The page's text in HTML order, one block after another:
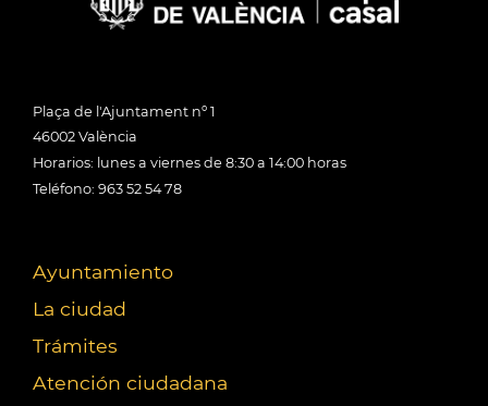
Plaça de l'Ajuntament nº 1
46002 València
Horarios: lunes a viernes de 8:30 a 14:00 horas
Teléfono: 963 52 54 78
Ayuntamiento
La ciudad
Trámites
Atención ciudadana